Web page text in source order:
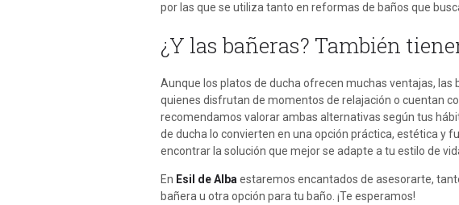
por las que se utiliza tanto en reformas de baños que
¿Y las bañeras? También
Aunque los platos de ducha ofrecen muchas ventajas,
quienes disfrutan de momentos de relajación o cuentan
recomendamos valorar ambas alternativas según tus
de ducha lo convierten en una opción práctica, estética y
encontrar la solución que mejor se adapte a tu estilo de
En Esil de Alba estaremos encantados de asesorarte,
bañera u otra opción para tu baño. ¡Te esperamos!